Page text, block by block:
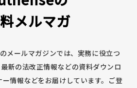
メルマガ
メールマガジンでは、実務に役立つ
新の法改正情報などの資料ダウンロ
ー情報などをお届けしています。ご登